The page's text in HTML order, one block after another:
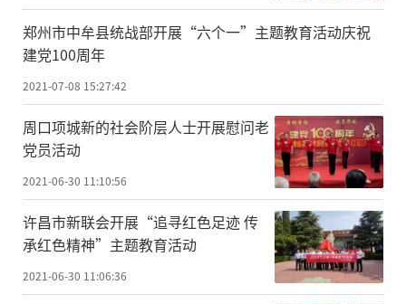
郑州市中牟县统战部开展“六个一”主题教育活动庆祝
建党100周年
2021-07-08 15:27:42
周口项城新的社会阶层人士开展慰问老
党员活动
2021-06-30 11:10:56
许昌市新联会开展“追寻红色足迹 传
承红色精神”主题教育活动
2021-06-30 11:06:36